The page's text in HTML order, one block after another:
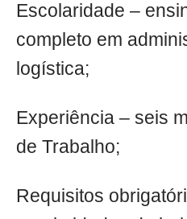
Escolaridade –
completo em
logística;
Experiência – seis
de Trabalho;
Requisitos